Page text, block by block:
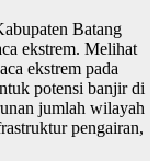
Batang
ekstrem. Melihat
ekstrem pada
potensi banjir di
jumlah wilayah
pengairan,